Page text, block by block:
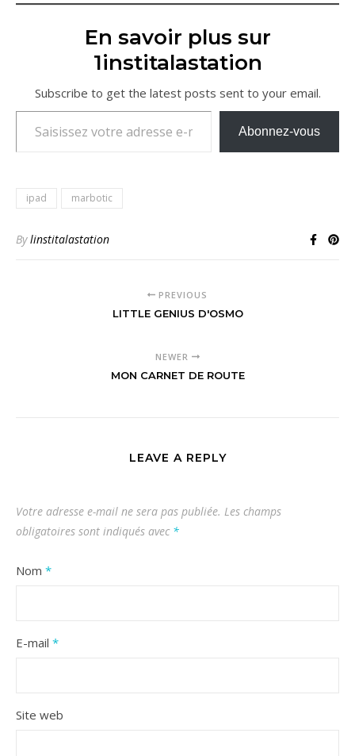
En savoir plus sur
1institalastation
Subscribe to get the latest posts sent to your email.
Saisissez votre adresse e-mail…
Abonnez-vous
ipad marbotic
Bylinstitalastation
PREVIOUS
LITTLE GENIUS D'OSMO
NEWER
MON CARNET DE ROUTE
LEAVE A REPLY
Votre adresse e-mail ne sera pas publiée. Les champs
obligatoires sont indiqués avec *
Nom *
E-mail *
Site web